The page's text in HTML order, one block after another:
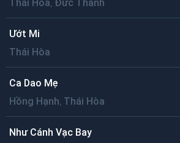
Thái Hòa Đức Thành
Ướt Mi
Thái Hòa
Ca Dao Mẹ
Hồng Hạnh, Thái Hòa
Như Cánh Vạc Bay